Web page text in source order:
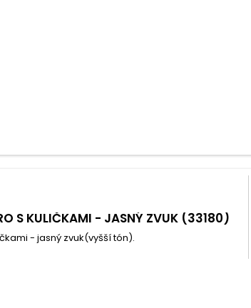
S KULIČKAMI - JASNÝ ZVUK (33180)
- jasný zvuk(vyšší tón).